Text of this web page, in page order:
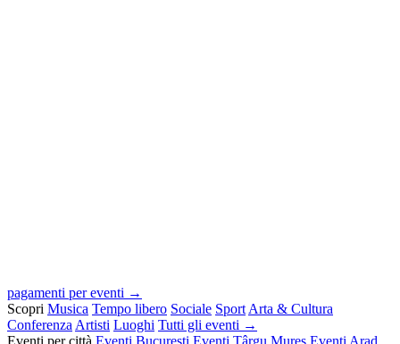
pagamenti per eventi →
Scopri Musica Tempo libero Sociale Sport Arta & Cultura
Conferenza Artisti Luoghi Tutti gli eventi →